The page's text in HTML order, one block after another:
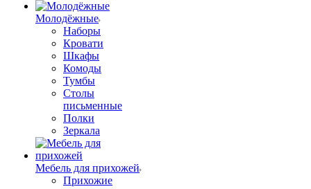
Молодёжные
Наборы
Кровати
Шкафы
Комоды
Тумбы
Столы
письменные
Полки
Зеркала
Мебель для прихожей
Прихожие